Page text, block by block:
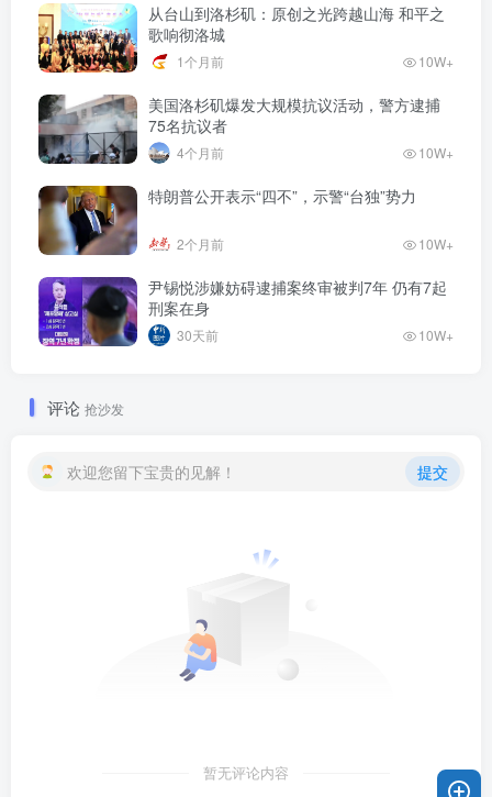
从台山到洛杉矶：原创之光跨越山海 和平之
歌响彻洛城
1个月前 10W+
美国洛杉矶爆发大规模抗议活动，警方逮捕
75名抗议者
4个月前 10W+
特朗普公开表示“四不”，示警“台独”势力
2个月前 10W+
尹锡悦涉嫌妨碍逮捕案终审被判7年 仍有7起
刑案在身
30天前 10W+
评论 抢沙发
欢迎您留下宝贵的见解！ 提交
暂无评论内容